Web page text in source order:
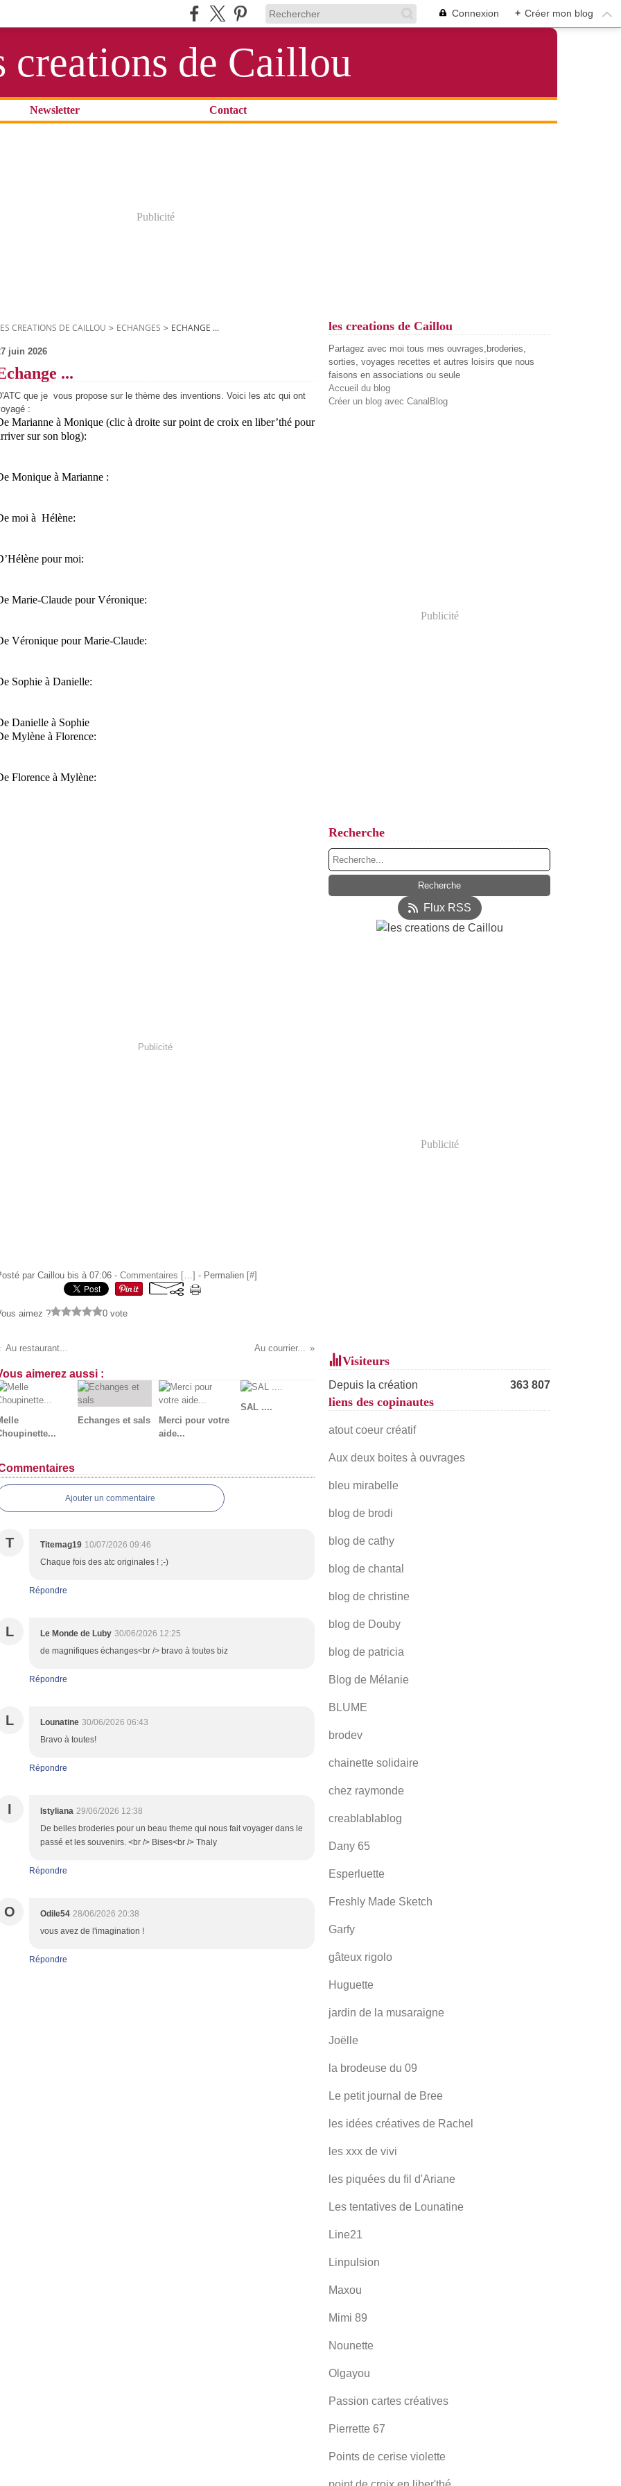
Connexion + Créer mon blog
creations de Caillou
Newsletter Contact
Publicité
CREATIONS DE CAILLOU > ECHANGES > ECHANGE ...
juin 2026
...
que je vous propose sur le thème des inventions. Voici les atc qui ont
:
Marianne à Monique (clic à droite sur point de croix en liber’thé pour
sur son blog):
Monique à Marianne :
moi à Hélène:
pour moi:
Marie-Claude pour Véronique:
Véronique pour Marie-Claude:
Sophie à Danielle:
Danielle à Sophie
Mylène à Florence:
Florence à Mylène:
Publicité
par Caillou bis à 07:06 - Commentaires […] - Permalien [#]
aimez ? 0 vote
Au restaurant... Au courrier...
aimerez aussi :
Echanges et sals
Merci pour votre
aide...
SAL ....
Ajouter un commentaire
T Titemag19 10/07/2026 09:46
Chaque fois des atc originales ! ;-)
Répondre
L Le Monde de Luby 30/06/2026 12:25
de magnifiques échanges<br /> bravo à toutes biz
Répondre
L Lounatine 30/06/2026 06:43
Bravo à toutes!
Répondre
I Istyliana 29/06/2026 12:38
De belles broderies pour un beau theme qui nous fait voyager dans le
passé et les souvenirs. <br /> Bises<br /> Thaly
Répondre
O Odile54 28/06/2026 20:38
vous avez de l'imagination !
Répondre
les creations de Caillou
Partagez avec moi tous mes ouvrages,broderies,
sorties, voyages recettes et autres loisirs que nous
faisons en associations ou seule
Accueil du blog
Créer un blog avec CanalBlog
Publicité
Recherche
Flux RSS
Publicité
Visiteurs
Depuis la création 363 807
liens des copinautes
atout coeur créatif
Aux deux boites à ouvrages
bleu mirabelle
blog de brodi
blog de cathy
blog de chantal
blog de christine
blog de Douby
blog de patricia
Blog de Mélanie
BLUME
brodev
chainette solidaire
chez raymonde
creablablablog
Dany 65
Esperluette
Freshly Made Sketch
Garfy
gâteux rigolo
Huguette
jardin de la musaraigne
Joëlle
la brodeuse du 09
Le petit journal de Bree
les idées créatives de Rachel
les xxx de vivi
les piquées du fil d'Ariane
Les tentatives de Lounatine
Line21
Linpulsion
Maxou
Mimi 89
Nounette
Olgayou
Passion cartes créatives
Pierrette 67
Points de cerise violette